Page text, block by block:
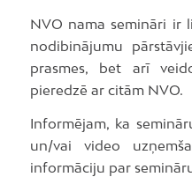
NVO nama semināri ir
nodibinājumu
prasmes, bet arī
pieredzē ar citām NVO.
Informējam, ka
un/vai video
informāciju par